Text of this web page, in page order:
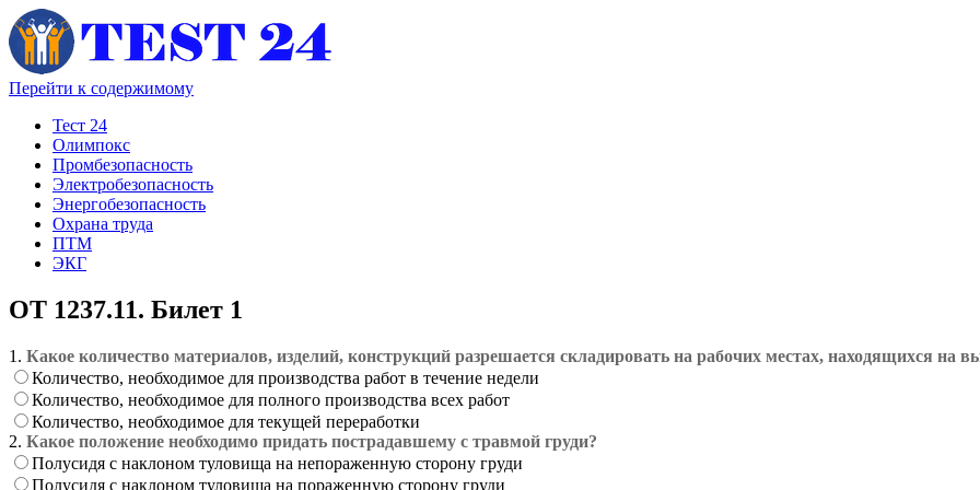
Перейти к содержимому
Тест 24
Олимпокс
Промбезопасность
Электробезопасность
Энергобезопасность
Охрана труда
ПТМ
ЭКГ
ОТ 1237.11. Билет 1
1. Какое количество материалов, изделий, конструкций разрешается складировать на рабочих местах, находящихся на
Количество, необходимое для производства работ в течение недели
Количество, необходимое для полного производства всех работ
Количество, необходимое для текущей переработки
2. Какое положение необходимо придать пострадавшему с травмой груди?
Полусидя с наклоном туловища на непораженную сторону груди
Полусидя с наклоном туловища на пораженную сторону груди